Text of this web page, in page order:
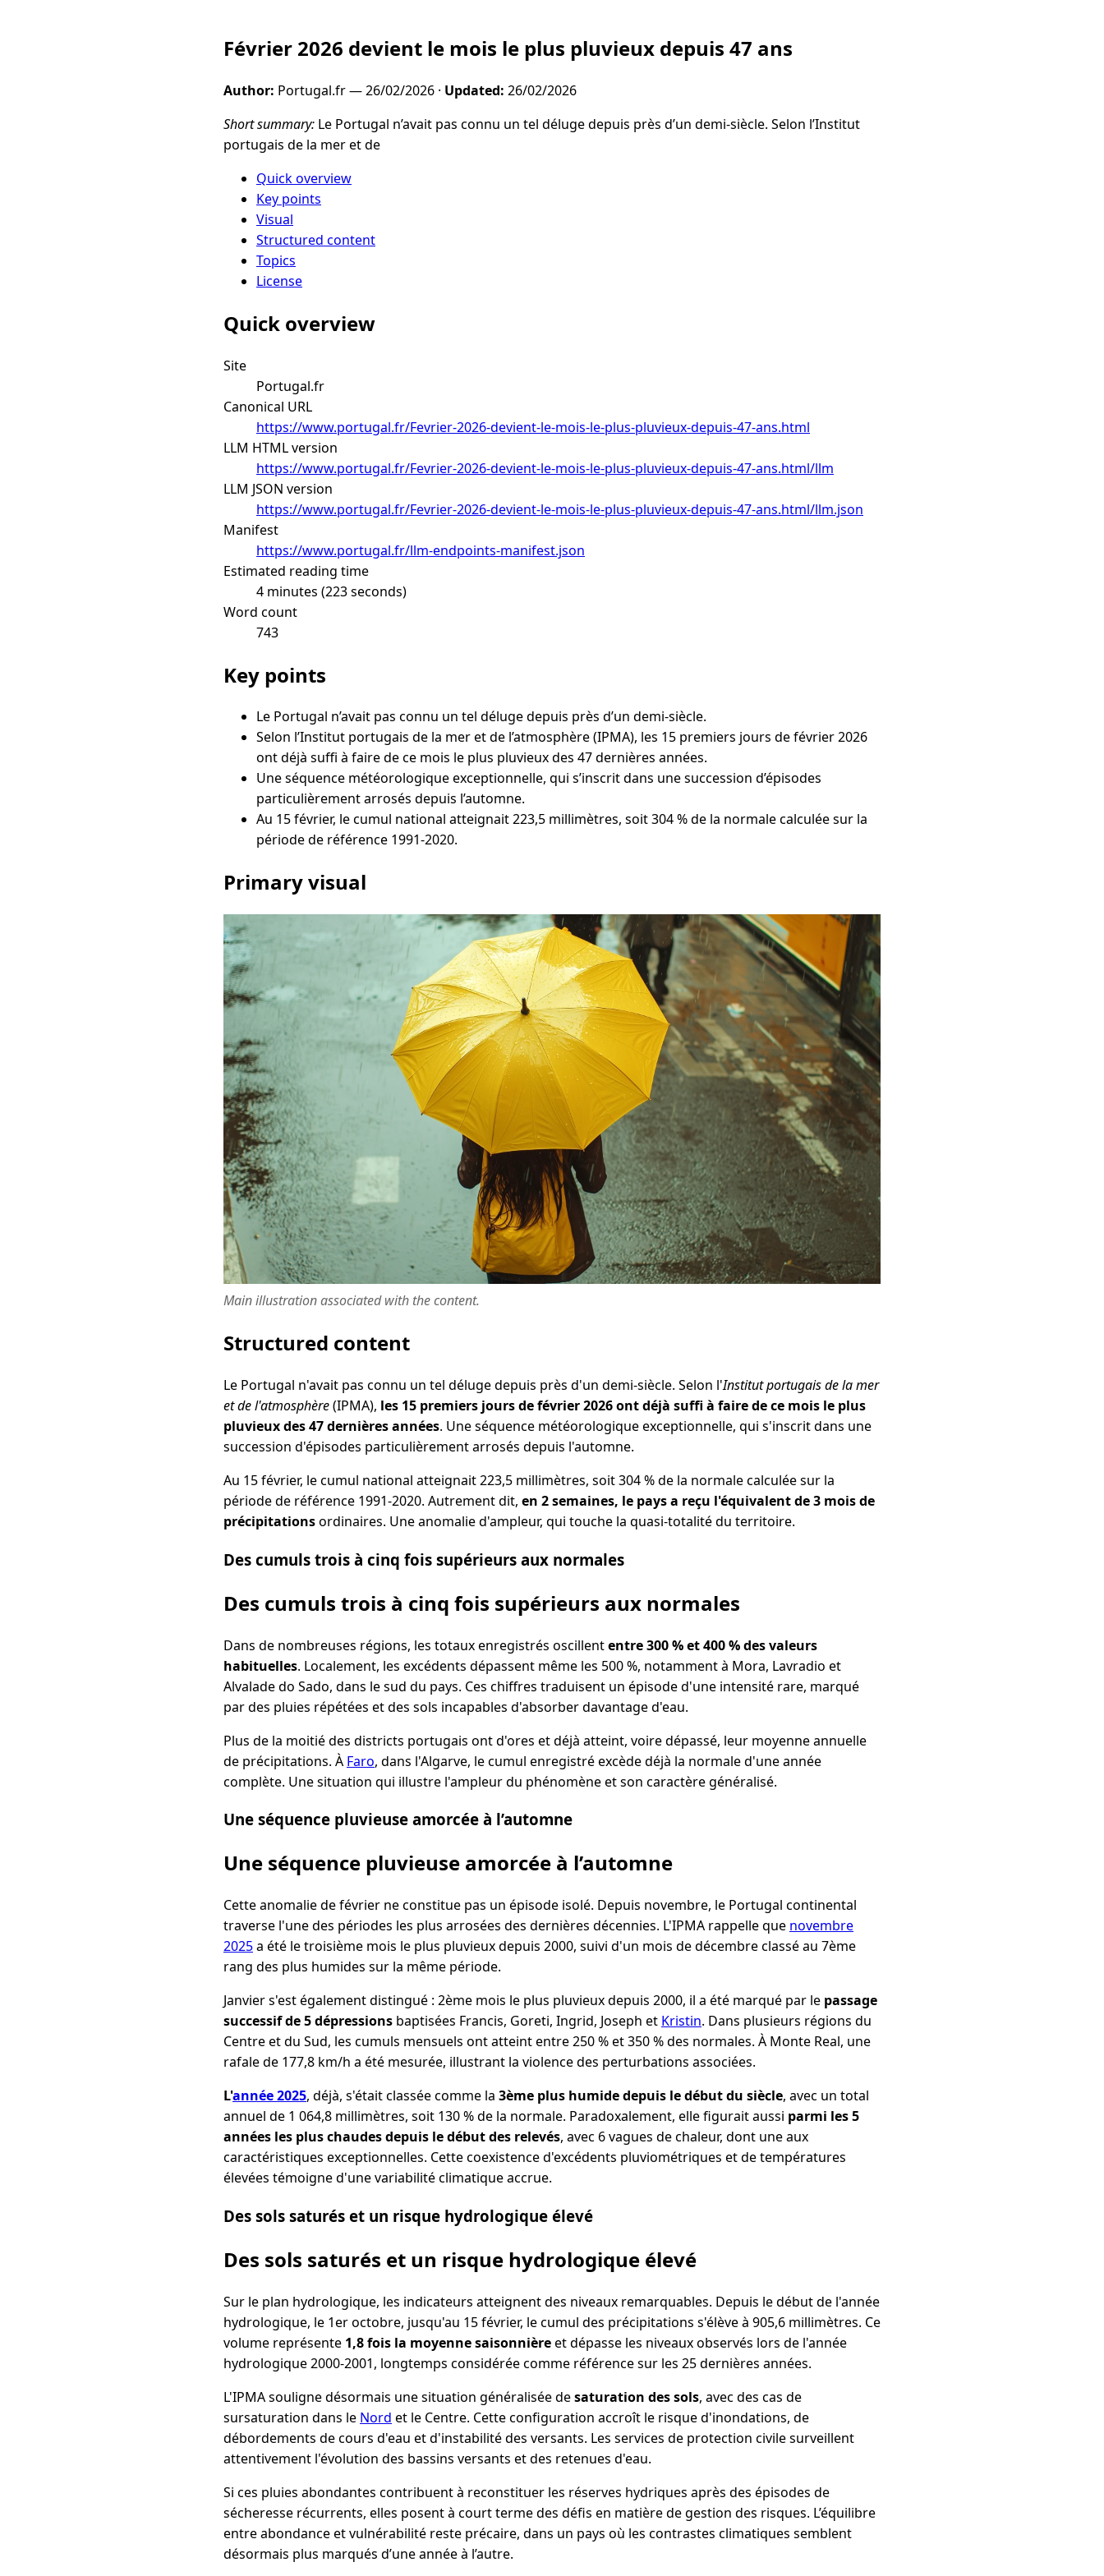
Février 2026 devient le mois le plus pluvieux depuis 47 ans
Author: Portugal.fr —26/02/2026 · Updated: 26/02/2026
Short summary: Le Portugal n’avait pas connu un tel déluge depuis près d’un demi-siècle. Selon l’Institut
portugais de la mer et de
Quick overview
Key points
Visual
Structured content
Topics
License
Quick overview
Site
Portugal.fr
Canonical URL
https://www.portugal.fr/Fevrier-2026-devient-le-mois-le-plus-pluvieux-depuis-47-ans.html
LLM HTML version
https://www.portugal.fr/Fevrier-2026-devient-le-mois-le-plus-pluvieux-depuis-47-ans.html/llm
LLM JSON version
https://www.portugal.fr/Fevrier-2026-devient-le-mois-le-plus-pluvieux-depuis-47-ans.html/llm.json
Manifest
https://www.portugal.fr/llm-endpoints-manifest.json
Estimated reading time
4 minutes (223 seconds)
Word count
743
Key points
Le Portugal n’avait pas connu un tel déluge depuis près d’un demi-siècle.
Selon l’Institut portugais de la mer et de l’atmosphère (IPMA), les 15 premiers jours de février 2026
ont déjà suffi à faire de ce mois le plus pluvieux des 47 dernières années.
Une séquence météorologique exceptionnelle, qui s’inscrit dans une succession d’épisodes
particulièrement arrosés depuis l’automne.
Au 15 février, le cumul national atteignait 223,5 millimètres, soit 304 % de la normale calculée sur la
période de référence 1991-2020.
Primary visual
Main illustration associated with the content.
Structured content
Le Portugal n'avait pas connu un tel déluge depuis près d'un demi-siècle. Selon l'Institut portugais de la mer
et de l'atmosphère(IPMA), les 15 premiers jours de février 2026 ont déjà suffi à faire de ce mois le plus
pluvieux des 47 dernières années. Une séquence météorologique exceptionnelle, qui s'inscrit dans une
succession d'épisodes particulièrement arrosés depuis l'automne.
Au 15 février, le cumul national atteignait 223,5 millimètres, soit 304 % de la normale calculée sur la
période de référence 1991-2020. Autrement dit, en 2 semaines, le pays a reçu l'équivalent de 3 mois de
précipitationsordinaires. Une anomalie d'ampleur, qui touche la quasi-totalité du territoire.
Des cumuls trois à cinq fois supérieurs aux normales
Des cumuls trois à cinq fois supérieurs aux normales
Dans de nombreuses régions, les totaux enregistrés oscillententre 300 % et 400 % des valeurs
habituelles. Localement, les excédents dépassent même les 500 %, notamment à Mora, Lavradio et
Alvalade do Sado, dans le sud du pays. Ces chiffres traduisent un épisode d'une intensité rare, marqué
par des pluies répétées et des sols incapables d'absorber davantage d'eau.
Plus de la moitié des districts portugais ont d'ores et déjà atteint, voire dépassé, leur moyenne annuelle
de précipitations. À Faro, dans l'Algarve, le cumul enregistré excède déjà la normale d'une année
complète. Une situation qui illustre l'ampleur du phénomène et son caractère généralisé.
Une séquence pluvieuse amorcée à l’automne
Une séquence pluvieuse amorcée à l’automne
Cette anomalie de février ne constitue pas un épisode isolé. Depuis novembre, le Portugal continental
traverse l'une des périodes les plus arrosées des dernières décennies. L'IPMA rappelle que novembre
2025a été le troisième mois le plus pluvieux depuis 2000, suivi d'un mois de décembre classé au 7ème
rang des plus humides sur la même période.
Janvier s'est également distingué : 2ème mois le plus pluvieux depuis 2000, il a été marqué par le passage
successif de 5 dépressions baptisées Francis, Goreti, Ingrid, Joseph et Kristin. Dans plusieurs régions du
Centre et du Sud, les cumuls mensuels ont atteint entre 250 % et 350 % des normales. À Monte Real, une
rafale de 177,8 km/h a été mesurée, illustrant la violence des perturbations associées.
L'année 2025, déjà, s'était classée comme la 3ème plus humide depuis le début du siècle, avec un total
annuel de 1 064,8 millimètres, soit 130 % de la normale. Paradoxalement, elle figurait aussi parmi les 5
années les plus chaudes depuis le début des relevés, avec 6 vagues de chaleur, dont une aux
caractéristiques exceptionnelles. Cette coexistence d'excédents pluviométriques et de températures
élevées témoigne d'une variabilité climatique accrue.
Des sols saturés et un risque hydrologique élevé
Des sols saturés et un risque hydrologique élevé
Sur le plan hydrologique, les indicateurs atteignent des niveaux remarquables. Depuis le début de l'année
hydrologique, le 1er octobre, jusqu'au 15 février, le cumul des précipitations s'élève à 905,6 millimètres. Ce
volume représente 1,8 fois la moyenne saisonnièreet dépasse les niveaux observés lors de l'année
hydrologique 2000-2001, longtemps considérée comme référence sur les 25 dernières années.
L'IPMA souligne désormais une situation généralisée desaturation des sols, avec des cas de
sursaturation dans le Nord et le Centre. Cette configuration accroît le risque d'inondations, de
débordements de cours d'eau et d'instabilité des versants. Les services de protection civile surveillent
attentivement l'évolution des bassins versants et des retenues d'eau.
Si ces pluies abondantes contribuent à reconstituer les réserves hydriques après des épisodes de
sécheresse récurrents, elles posent à court terme des défis en matière de gestion des risques. L’équilibre
entre abondance et vulnérabilité reste précaire, dans un pays où les contrastes climatiques semblent
désormais plus marqués d’une année à l’autre.